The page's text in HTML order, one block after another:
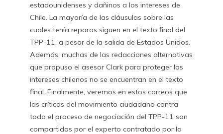
estadounidenses y dañinos a los intereses de
Chile. La mayoría de las cláusulas sobre las
cuales tenía reparos siguen en el texto final del
TPP-11, a pesar de la salida de Estados Unidos.
Además, muchas de las redacciones alternativas
que propuso el asesor Clark para proteger los
intereses chilenos no se encuentran en el texto
final. Finalmente, veremos en estos correos que
las críticas del movimiento ciudadano contra
todo el proceso de negociación del TPP-11 son
compartidas por el experto contratado por la